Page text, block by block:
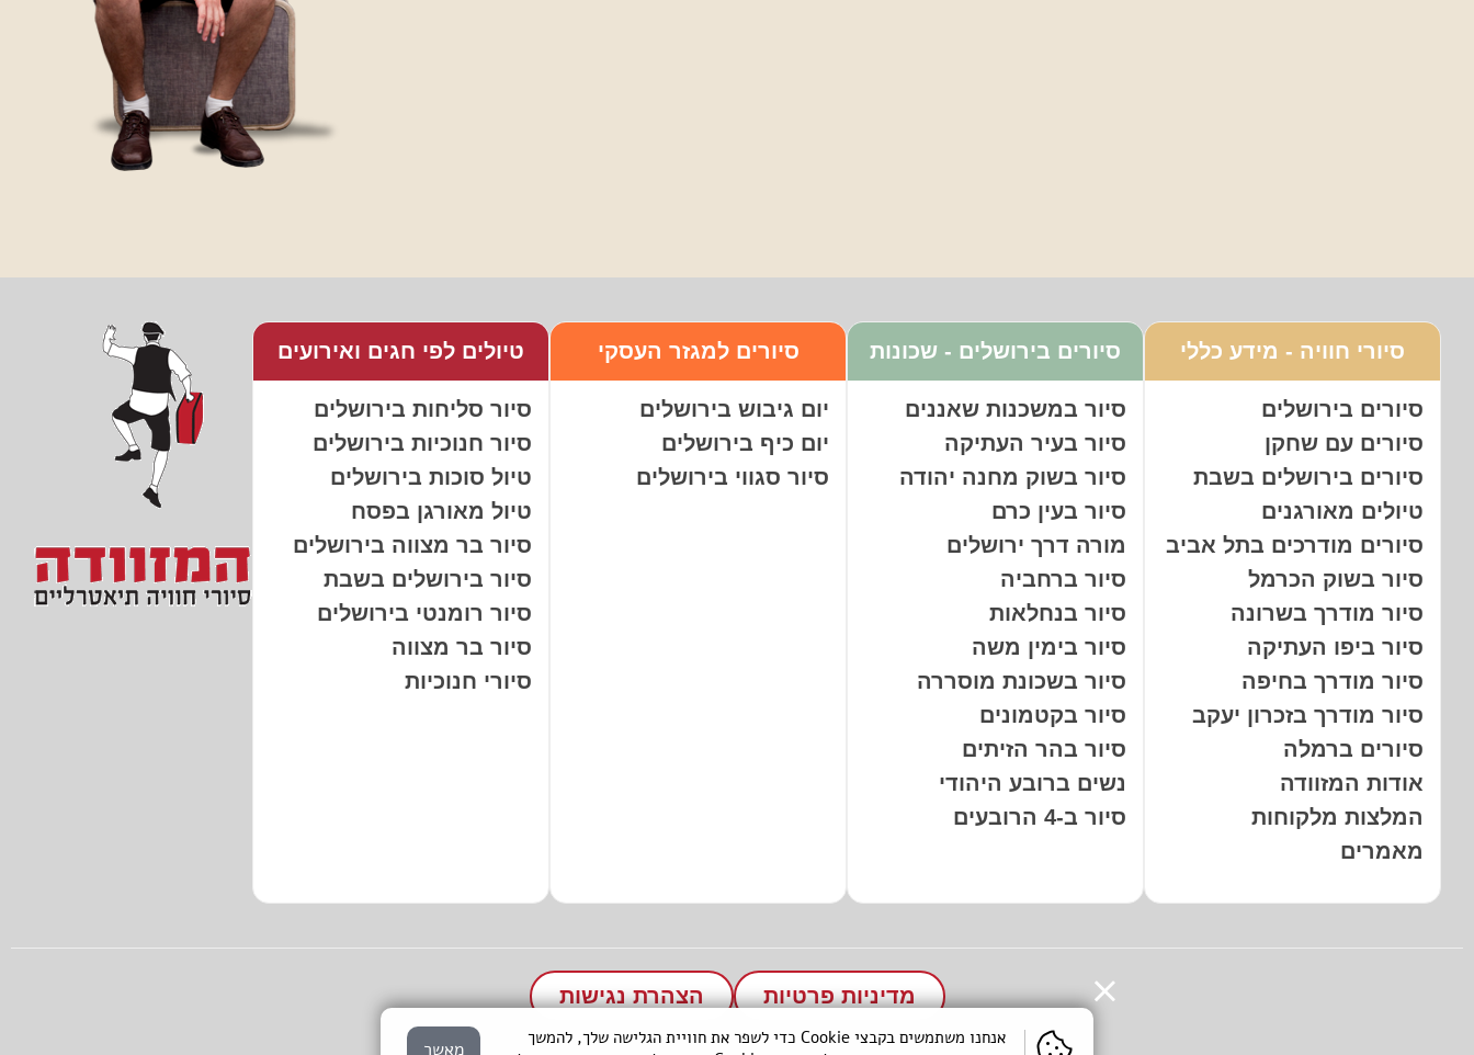
סיורי חוויה - מידע כללי
סיורים בירושלים
סיורים עם שחקן
סיורים בירושלים בשבת
טיולים מאורגנים
סיורים מודרכים בתל אביב
סיור בשוק הכרמל
סיור מודרך בשרונה
סיור ביפו העתיקה
סיור מודרך בחיפה
סיור מודרך בזכרון יעקב
סיורים ברמלה
אודות המזוודה
המלצות מלקוחות
מאמרים
סיורים בירושלים - שכונות
סיור במשכנות שאננים
סיור בעיר העתיקה
סיור בשוק מחנה יהודה
סיור בעין כרם
מורה דרך ירושלים
סיור ברחביה
סיור בנחלאות
סיור בימין משה
סיור בשכונת מוסררה
סיור בקטמונים
סיור בהר הזיתים
נשים ברובע היהודי
סיור ב-4 הרובעים
סיורים למגזר העסקי
יום גיבוש בירושלים
יום כיף בירושלים
סיור סגווי בירושלים
טיולים לפי חגים ואירועים
סיור סליחות בירושלים
סיור חנוכיות בירושלים
טיול סוכות בירושלים
טיול מאורגן בפסח
סיור בר מצווה בירושלים
סיור בירושלים בשבת
סיור רומנטי בירושלים
סיור בר מצווה
סיורי חנוכיות
מדיניות פרטיות הצהרת נגישות
אנחנו משתמשים בקבצי Cookie כדי לשפר את חוויית הגלישה שלך, להמשך
מאשר